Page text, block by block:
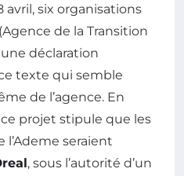
avril, six organisations
(Agence de la Transition
déclaration
texte qui semble
de l’agence. En
projet stipule que les
seraient
, sous l’autorité d’un